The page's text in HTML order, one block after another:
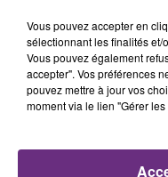
Vous pouvez accepter en
sélectionnant les finalités et/
Vous pouvez également
accepter". Vos préférences
pouvez mettre à jour vos
moment via le lien "Gérer